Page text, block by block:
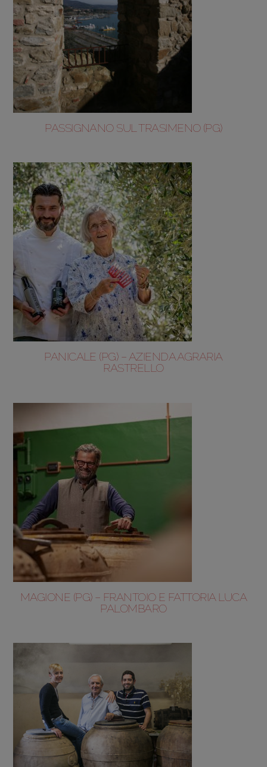
PASSIGNANO SUL TRASIMENO (PG)
PANICALE (PG) – AZIENDA AGRARIA
RASTRELLO
MAGIONE (PG) – FRANTOIO E FATTORIA LUCA
PALOMBARO